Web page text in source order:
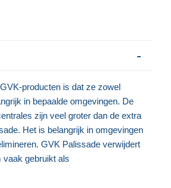
GRP
producten is dat ze zowel
in bepaalde omgevingen. De
zijn veel groter dan de extra
Het is belangrijk in omgevingen
GVK Palissade verwijdert
vaak gebruikt als